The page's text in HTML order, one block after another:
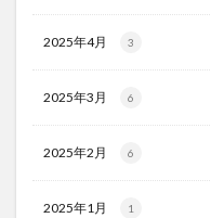
2025年4月 3
2025年3月 6
2025年2月 6
2025年1月 1